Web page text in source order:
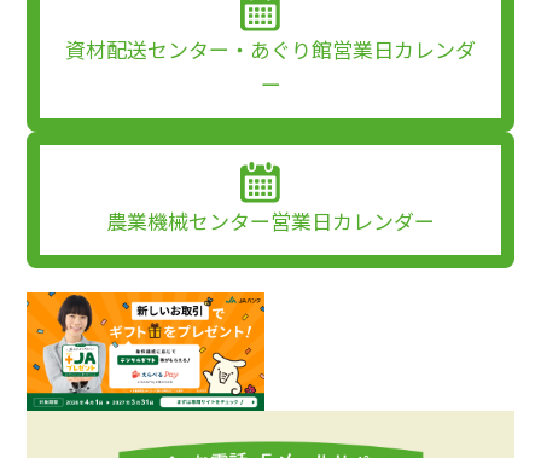
資材配送センター・あぐり館営業日カレンダ
ー
農業機械センター営業日カレンダー